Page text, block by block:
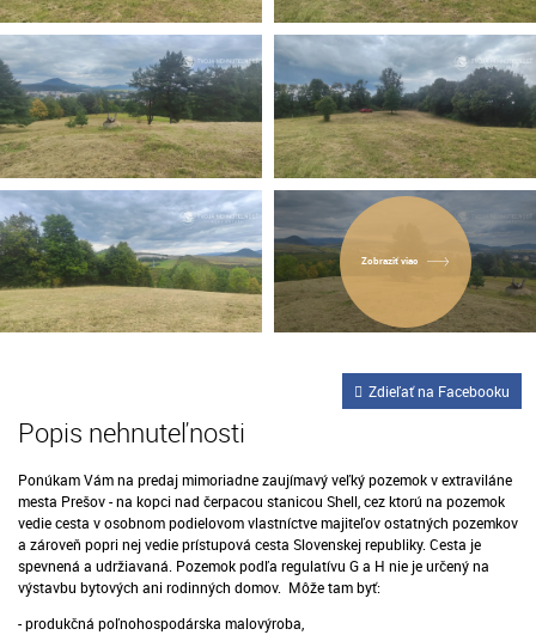
Zobraziť viac
Popis nehnuteľnosti
Zdieľať na Facebooku
Ponúkam Vám na predaj mimoriadne zaujímavý veľký pozemok v extraviláne
mesta Prešov - na kopci nad čerpacou stanicou Shell, cez ktorú na pozemok
vedie cesta v osobnom podielovom vlastníctve majiteľov ostatných pozemkov
a zároveň popri nej vedie prístupová cesta Slovenskej republiky. Cesta je
spevnená a udržiavaná. Pozemok podľa regulatívu G a H nie je určený na
výstavbu bytových ani rodinných domov. Môže tam byť:
- produkčná poľnohospodárska malovýroba,